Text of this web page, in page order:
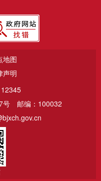
地图
声明
号
邮编：100032